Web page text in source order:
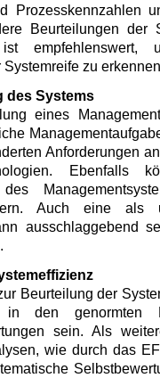
Prozesskennzahlen
Beurteilungen der
ist
zu
des Systems
eines
Anforderungen
Ebenfalls
des
Auch eine als
ausschlaggebend
Beurteilung der
den genormten
sein. Als
wie durch das